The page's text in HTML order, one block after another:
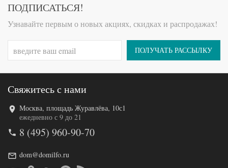
ПОДПИСАТЬСЯ!
Узнавайте первым о новых акциях, скидках и распродажах!
ПОЛУЧАТЬ РАССЫЛКУ
Свяжитесь с нами
Москва, площадь Журавлёва, 10с1
ежедневно с 9 до 21
8 (495) 960-90-70
dom@domilfo.ru